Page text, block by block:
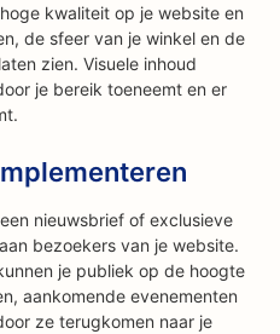
kwaliteit op je website en
de sfeer van je winkel en de
zien. Visuele inhoud
je bereik toeneemt en er
nieuwsbrief of exclusieve
bezoekers van je website.
je publiek op de hoogte
aankomende evenementen
ze terugkomen naar je